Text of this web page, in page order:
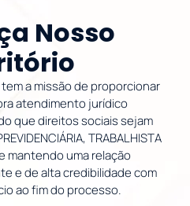
Nosso
a missão de proporcionar
atendimento jurídico
que direitos sociais sejam
TRABALHISTA
mantendo uma relação
e de alta credibilidade com
ao fim do processo.